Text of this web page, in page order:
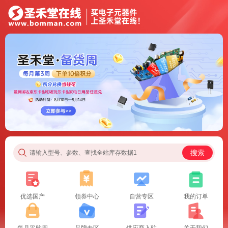
请输入型号、参数、查找全站库存数据1 搜索
优选国产 领券中心 自营专区 我的订单